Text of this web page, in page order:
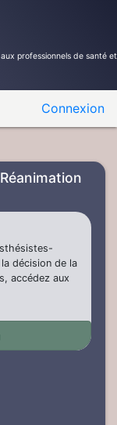
professionnels de santé et
Connexion
décision de la
accédez aux